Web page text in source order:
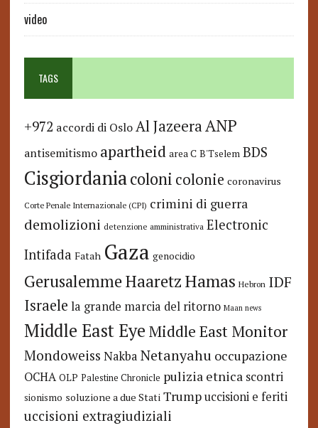
video
TAGS
+972 accordi di Oslo Al JazeeraANP
antisemitismo apartheid area C B'Tselem BDS
Cisgiordaniacoloni colonie coronavirus
Corte Penale Internazionale (CPI) crimini di guerra
demolizioni detenzione amministrativa Electronic
Intifada Fatah Gaza genocidio
GerusalemmeHaaretzHamas Hebron IDF
Israele la grande marcia del ritorno Maan news
Middle East Eye Middle East Monitor
Mondoweiss Nakba Netanyahu occupazione
OCHA OLP Palestine Chronicle pulizia etnica scontri
sionismo soluzione a due Stati Trump uccisioni e feriti
uccisioni extragiudiziali